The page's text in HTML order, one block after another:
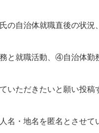
の自治体就職直後の状況
と就職活動、④自治体勤
いただきたいと願い投稿
名・地名を匿名とさせて